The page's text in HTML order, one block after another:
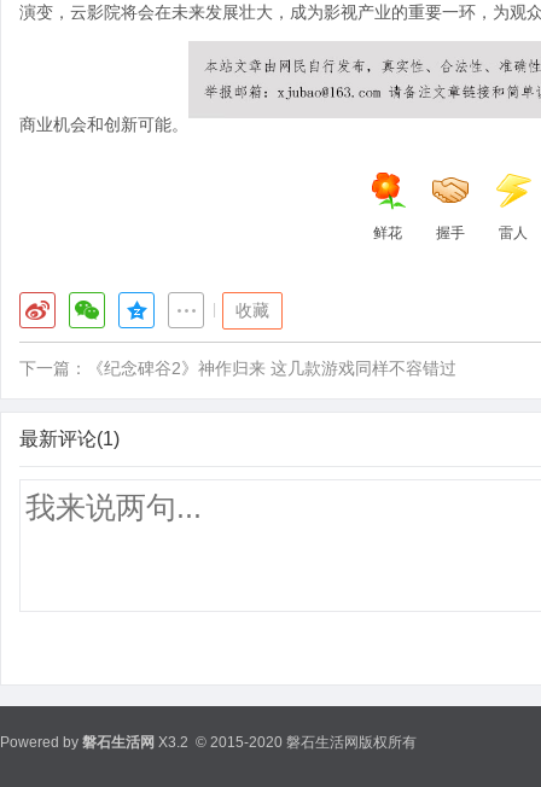
演变，云影院将会在未来发展壮大，成为影视产业的重要一环，为观
商业机会和创新可能。
鲜花 握手 雷人
收藏
下一篇： 《纪念碑谷2》神作归来 这几款游戏同样不容错过
最新评论(1)
Powered by 磐石生活网 X3.2 © 2015-2020 磐石生活网版权所有